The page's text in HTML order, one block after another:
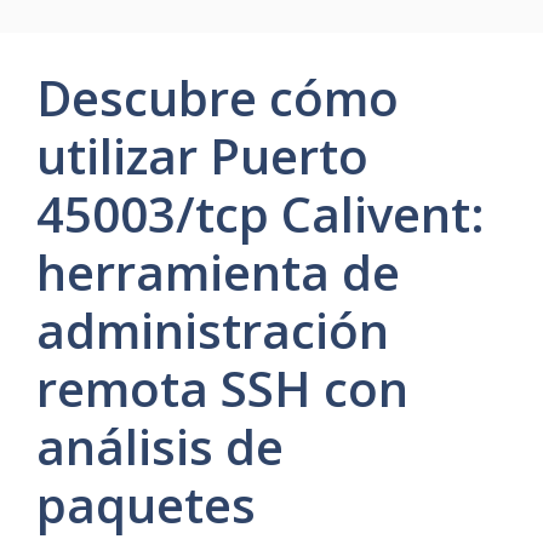
Descubre cómo
utilizar Puerto
45003/tcp Calivent:
herramienta de
administración
remota SSH con
análisis de
paquetes